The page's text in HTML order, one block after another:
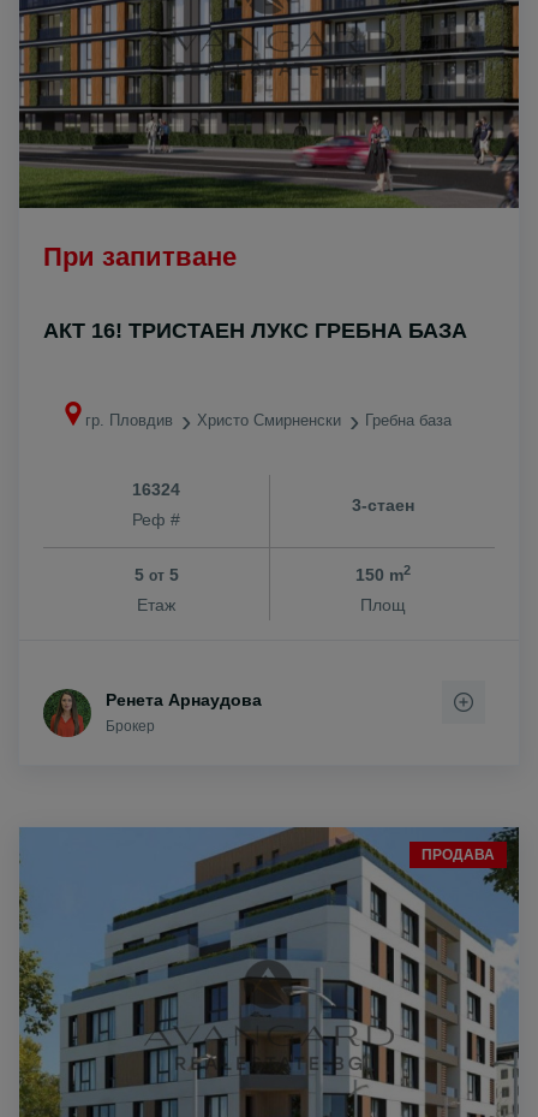
При запитване
АКТ 16! ТРИСТАЕН ЛУКС ГРЕБНА БАЗА
гр. Пловдив Христо Смирненски Гребна база
16324
Реф #
3-стаен
5 от5
Етаж
150 m2
Площ
Ренета Арнаудова
Брокер
ПРОДАВА